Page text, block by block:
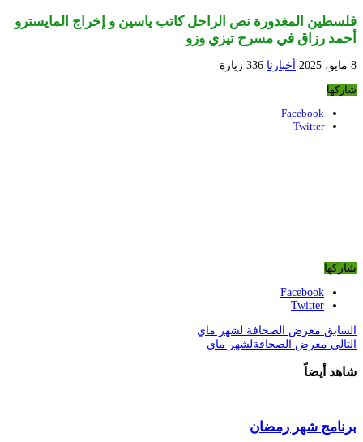
فلسطين المغدورة نص الراحل كاتب ياسين و إخراج المايسترو
أحمد رزاق في مسرح تيزي وزو
8 مايو، 2025 أخبارنا 336 زيارة
شاركها
Facebook
Twitter
شاركها
Facebook
Twitter
السابق معرض الصحافة لشهر ماي
التالي معرض الصحافةلشهر ماي
شاهد أيضاً
برنامج شهر رمضان